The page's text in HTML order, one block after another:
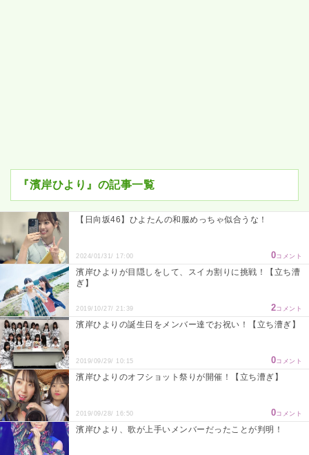
『濱岸ひより』の記事一覧
【日向坂46】ひよたんの和服めっちゃ似合うな！
2024/01/31/ 17:00 0コメント
濱岸ひよりが目隠しをして、スイカ割りに挑戦！【立ち漕
ぎ】
2019/10/27/ 21:39 2コメント
濱岸ひよりの誕生日をメンバー達でお祝い！【立ち漕ぎ】
2019/09/29/ 10:15 0コメント
濱岸ひよりのオフショット祭りが開催！【立ち漕ぎ】
2019/09/28/ 16:50 0コメント
濱岸ひより、歌が上手いメンバーだったことが判明！